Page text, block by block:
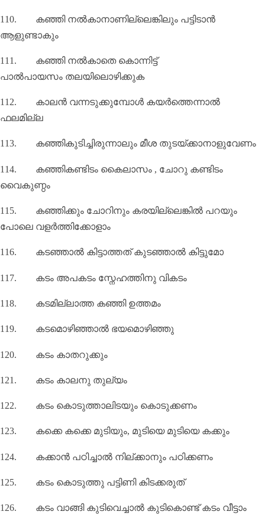
110. കഞ്ഞി നൽകാനാണില്ലെങ്കിലും പട്ടിടാൻ
ആളുണ്ടാകും
111. കഞ്ഞി നൽകാതെ കൊന്നിട്ട്
പാൽപായസം തലയിലൊഴിക്കുക
112. കാലൻ വന്നടുക്കുമ്പോൾ കയർത്തെന്നാൽ
ഫലമില്ല
113. കഞ്ഞികുടിച്ചിരുന്നാലും മീശ തുടയ്ക്കാനാളുവേണം
114. കഞ്ഞികണ്ടിടം കൈലാസം , ചോറു കണ്ടിടം
വൈകുണ്ഠം
115. കഞ്ഞിക്കും ചോറിനും കരയില്ലെങ്കിൽ പറയും
പോലെ വളർത്തിക്കോളാം
116. കടഞ്ഞാൽ കിട്ടാത്തത് കുടഞ്ഞാൽ കിട്ടുമോ
117. കടം അപകടം സ്നേഹത്തിനു വികടം
118. കടമില്ലാത്ത കഞ്ഞി ഉത്തമം
119. കടമൊഴിഞ്ഞാൽ ഭയമൊഴിഞ്ഞു
120. കടം കാതറുക്കും
121. കടം കാലനു തുല്യം
122. കടം കൊടുത്താലിടയും കൊടുക്കണം
123. കക്കെ കക്കെ മുടിയും, മുടിയെ മുടിയെ കക്കും
124. കക്കാൻ പഠിച്ചാൽ നില്ക്കാനും പഠിക്കണം
125. കടം കൊടുത്തു പട്ടിണി കിടക്കരുത്
126. കടം വാങ്ങി കുടിവെച്ചാൽ കുടികൊണ്ട് കടം വീട്ടാം